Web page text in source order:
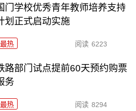
门学校优秀青年教师培养支持
划正式启动实施
最热 阅读 6223
路部门试点提前60天预约购票
务
最热 阅读 8294